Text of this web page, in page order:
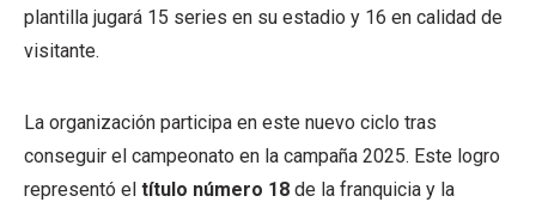
plantilla jugará 15 series en su estadio y 16 en calidad de
visitante.
La organización participa en este nuevo ciclo tras
conseguir el campeonato en la campaña 2025. Este logro
representó el título número 18 de la franquicia y la